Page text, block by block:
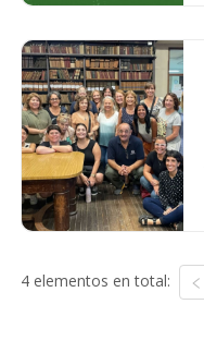
4 elementos en total: